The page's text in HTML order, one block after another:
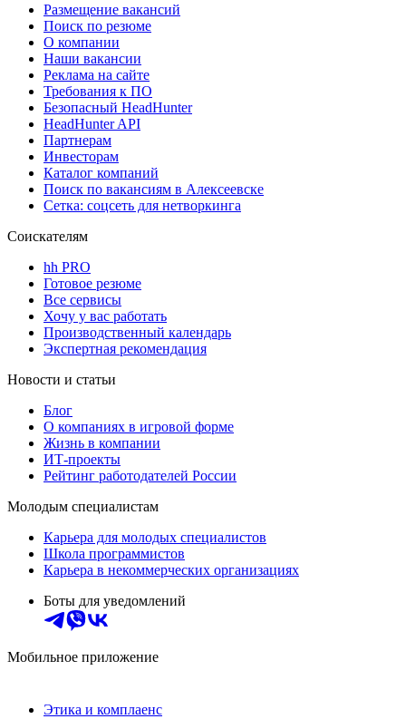
Размещение вакансий
Поиск по резюме
О компании
Наши вакансии
Реклама на сайте
Требования к ПО
Безопасный HeadHunter
HeadHunter API
Партнерам
Инвесторам
Каталог компаний
Поиск по вакансиям в Алексеевске
Сетка: соцсеть для нетворкинга
Соискателям
hh PRO
Готовое резюме
Все сервисы
Хочу у вас работать
Производственный календарь
Экспертная рекомендация
Новости и статьи
Блог
О компаниях в игровой форме
Жизнь в компании
ИТ-проекты
Рейтинг работодателей России
Молодым специалистам
Карьера для молодых специалистов
Школа программистов
Карьера в некоммерческих организациях
Боты для уведомлений
Мобильное приложение
Этика и комплаенс